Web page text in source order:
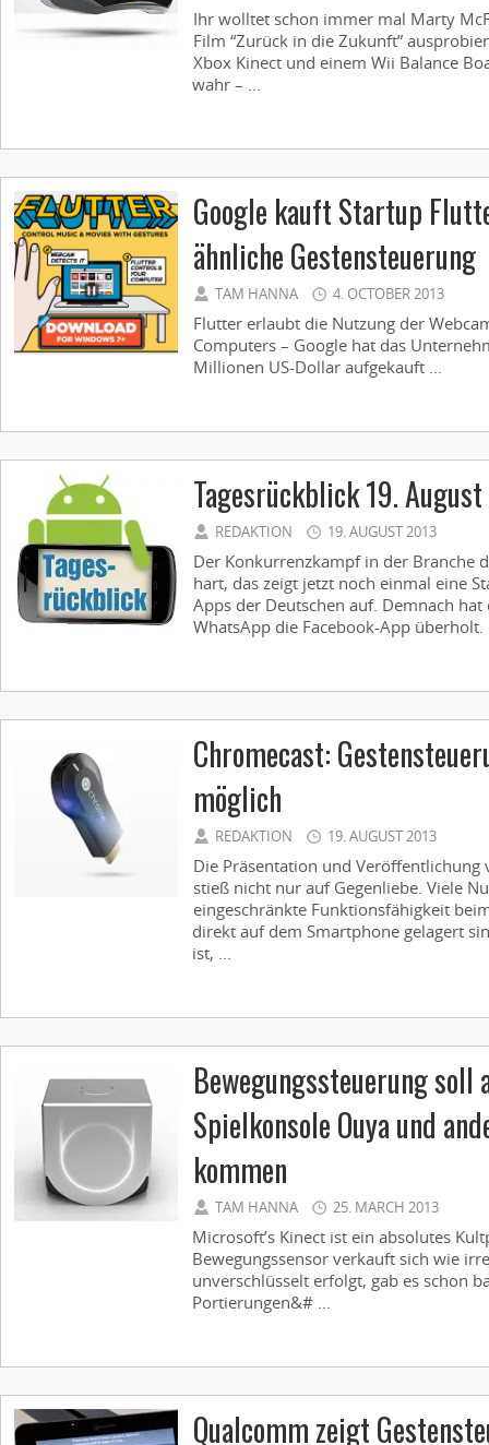
Ihr wolltet schon immer mal Marty
Film “Zurück in die Zukunft”
Xbox Kinect und einem Wii Balance
wahr – ...
Google kauft Startup
ähnliche Gestensteuerung
TAM HANNA 4. OCTOBER 2013
Flutter erlaubt die Nutzung der
Computers – Google hat das
Millionen US-Dollar aufgekauft ...
Tagesrückblick 19.
REDAKTION 19. AUGUST 2013
Der Konkurrenzkampf in der Branche
hart, das zeigt jetzt noch einmal eine
Apps der Deutschen auf. Demnach
WhatsApp die Facebook-App überholt.
Chromecast:
möglich
REDAKTION 19. AUGUST 2013
Die Präsentation und Veröffentlichung
stieß nicht nur auf Gegenliebe. Viele
eingeschränkte Funktionsfähigkeit
direkt auf dem Smartphone gelagert
ist, ...
Bewegungssteuerung soll
Spielkonsole Ouya und
kommen
TAM HANNA 25. MARCH 2013
Microsoft’s Kinect ist ein absolutes
Bewegungssensor verkauft sich wie
unverschlüsselt erfolgt, gab es schon
Portierungen&# ...
Qualcomm zeigt